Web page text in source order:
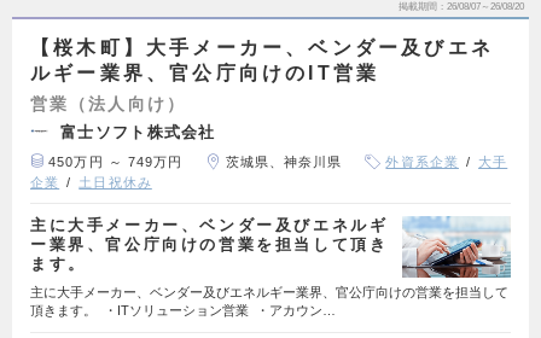
掲載期間 26/08/07～26/08/20
【桜木町】大手メーカー、ベンダー及びエネ
ルギー業界、官公庁向けのIT営業
営業（法人向け）
富士ソフト株式会社
450万円 ～ 749万円 茨城県、神奈川県 外資系企業
大手
企業
土日祝休み
主に大手メーカー、ベンダー及びエネルギ
ー業界、官公庁向けの営業を担当して頂き
ます。
主に大手メーカー、ベンダー及びエネルギー業界、官公庁向けの営業を担当して
頂きます。 ・ITソリューション営業 ・アカウン…